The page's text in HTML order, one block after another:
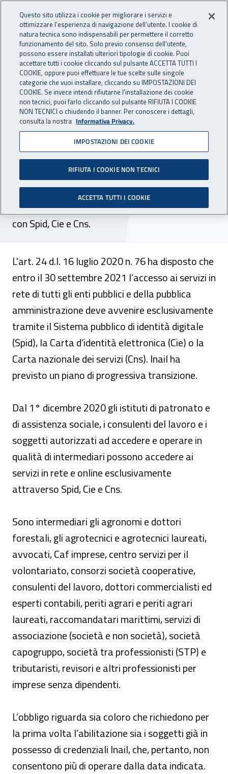
INAIL - Istituto Nazionale
Apri cerca
Navigazione principale
Navigazione - Ti trovi in:
Home Inail comunica Avvisi
Servizi online: utilizzo
esclusivo di Spid, Cie e Cns
per i primi utenti
Dal 1° dicembre 2020 gli istituti di patronato e
di assistenza sociale, i consulenti del lavoro e gli
intermediari devono accedere ai servizi online
con Spid, Cie e Cns.
L'art. 24 d.l. 16 luglio 2020 n. 76 ha disposto che
entro il 30 settembre 2021 l’accesso ai servizi in
rete di tutti gli enti pubblici e della pubblica
amministrazione deve avvenire esclusivamente
tramite il Sistema pubblico di identità digitale
(Spid), la Carta d’identità elettronica (Cie) o la
Carta nazionale dei servizi (Cns). Inail ha
previsto un piano di progressiva transizione.
Dal 1° dicembre 2020 gli istituti di patronato e
di assistenza sociale, i consulenti del lavoro e i
soggetti autorizzati ad accedere e operare in
qualità di intermediari possono accedere ai
servizi in rete e online esclusivamente
attraverso Spid, Cie e Cns.
Sono intermediari gli agronomi e dottori
forestali, gli agrotecnici e agrotecnici laureati,
avvocati, Caf imprese, centro servizi per il
volontariato, consorzi società cooperative,
consulenti del lavoro, dottori commercialisti ed
esperti contabili, periti agrari e periti agrari
laureati, raccomandatari marittimi, servizi di
associazione (società e non società), società
capogruppo, società tra professionisti (STP) e
tributaristi, revisori e altri professionisti per
imprese senza dipendenti.
L’obbligo riguarda sia coloro che richiedono per
la prima volta l’abilitazione sia i soggetti già in
possesso di credenziali Inail, che, pertanto, non
consentono più di operare dalla data indicata.
Questo sito utilizza i cookie per migliorare i servizi e
ottimizzare l’esperienza di navigazione dell’utente. I cookie di
natura tecnica sono indispensabili per permettere il corretto
funzionamento del sito. Solo previo consenso dell’utente,
possono essere installati ulteriori tipologie di cookie. Puoi
accettare tutti i cookie cliccando sul pulsante ACCETTA TUTTI I
COOKIE, oppure puoi effettuare le tue scelte sulle singole
categorie che vuoi installare, cliccando su IMPOSTAZIONI DEI
COOKIE. Se invece intendi rifiutarne l’installazione dei cookie
non tecnici, puoi farlo cliccando sul pulsante RIFIUTA I COOKIE
NON TECNICI o chiudendo il banner. Per conoscere i dettagli,
consulta la nostra Informativa Privacy.
IMPOSTAZIONI DEI COOKIE
RIFIUTA I COOKIE NON TECNICI
ACCETTA TUTTI I COOKIE